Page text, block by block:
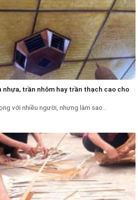
nhựa, trần nhôm hay trần thạch cao cho
với nhiều người, nhưng làm sao...